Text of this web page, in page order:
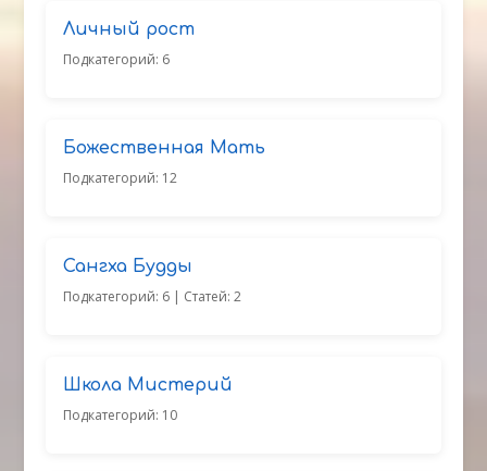
Личный рост
Подкатегорий: 6
Божественная Мать
Подкатегорий: 12
Сангха Будды
Подкатегорий: 6 | Статей: 2
Школа Мистерий
Подкатегорий: 10